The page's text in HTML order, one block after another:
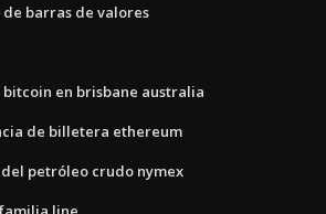
barras de valores
en brisbane australia
de billetera ethereum
petróleo crudo nymex